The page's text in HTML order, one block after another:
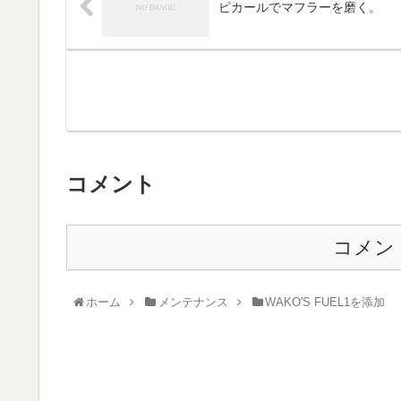
ピカールでマフラーを磨く。
コメント
コメン
ホーム メンテナンス WAKO'S FUEL1を添加